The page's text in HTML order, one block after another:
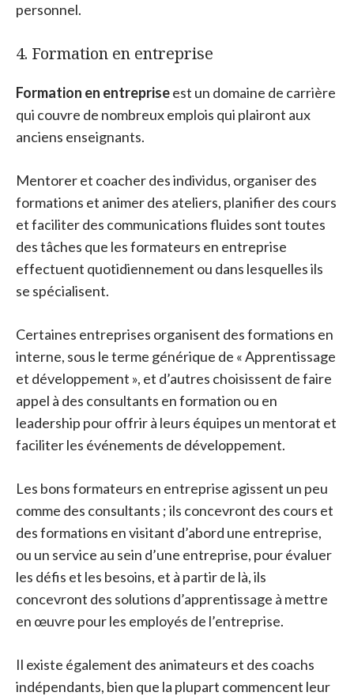
personnel.
4. Formation en entreprise
Formation en entrepriseest un domaine de carrière
qui couvre de nombreux emplois qui plairont aux
anciens enseignants.
Mentorer et coacher des individus, organiser des
formations et animer des ateliers, planifier des cours
et faciliter des communications fluides sont toutes
des tâches que les formateurs en entreprise
effectuent quotidiennement ou dans lesquelles ils
se spécialisent.
Certaines entreprises organisent des formations en
interne, sous le terme générique de « Apprentissage
et développement », et d’autres choisissent de faire
appel à des consultants en formation ou en
leadership pour offrir à leurs équipes un mentorat et
faciliter les événements de développement.
Les bons formateurs en entreprise agissent un peu
comme des consultants ; ils concevront des cours et
des formations en visitant d’abord une entreprise,
ou un service au sein d’une entreprise, pour évaluer
les défis et les besoins, et à partir de là, ils
concevront des solutions d’apprentissage à mettre
en œuvre pour les employés de l’entreprise.
Il existe également des animateurs et des coachs
indépendants, bien que la plupart commencent leur